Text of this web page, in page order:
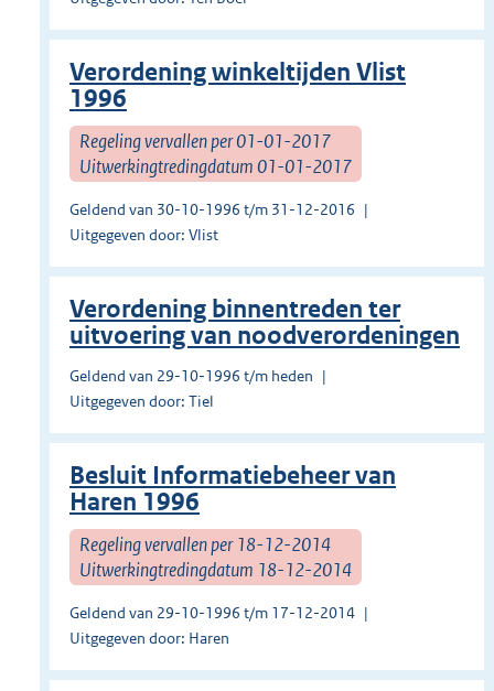
Verordening winkeltijden Vlist
1996
Regeling vervallen per 01-01-2017
Uitwerkingtredingdatum 01-01-2017
Geldend van 30-10-1996 t/m 31-12-2016
Uitgegeven door: Vlist
Verordening binnentreden ter
uitvoering van noodverordeningen
Geldend van 29-10-1996 t/m heden
Uitgegeven door: Tiel
Besluit Informatiebeheer van
Haren 1996
Regeling vervallen per 18-12-2014
Uitwerkingtredingdatum 18-12-2014
Geldend van 29-10-1996 t/m 17-12-2014
Uitgegeven door: Haren